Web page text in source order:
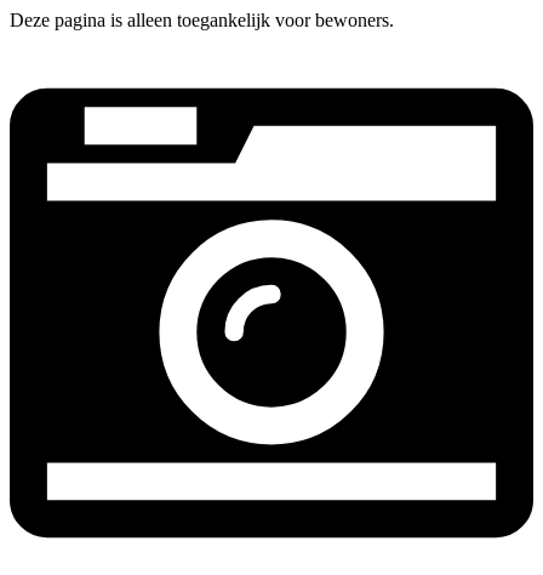
Deze pagina is alleen toegankelijk voor bewoners.